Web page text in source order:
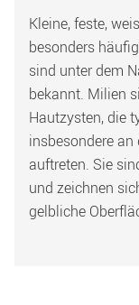
Kleine, feste,
besonders
sind unter dem
bekannt. Milien
Hautzysten, die
insbesondere
auftreten. Sie
und zeichnen
gelbliche